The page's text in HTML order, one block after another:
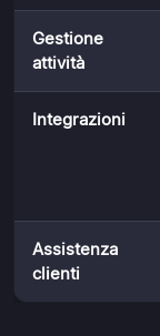
Gestione
attività
Integrazioni
Assistenza
clienti